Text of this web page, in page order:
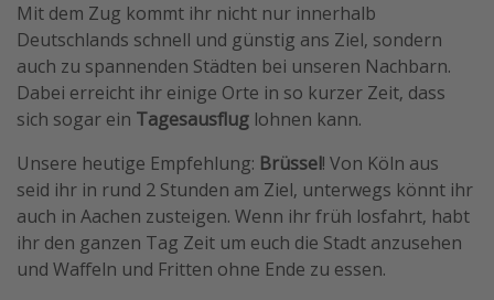
Singlereisen
Strandurlaub
Gruppenreisen
Hotels in Hamburg
Hotels in Amsterdam
Hotels am Achensee
Weitere Themen
Mit dem Zug kommt ihr nicht nur innerhalb
Deutschlands schnell und günstig ans Ziel, sondern
auch zu spannenden Städten bei unseren Nachbarn.
Dabei erreicht ihr einige Orte in so kurzer Zeit, dass
sich sogar ein Tagesausflug lohnen kann.
Unsere heutige Empfehlung: Brüssel! Von Köln aus
seid ihr in rund 2 Stunden am Ziel, unterwegs könnt ihr
auch in Aachen zusteigen. Wenn ihr früh losfahrt, habt
ihr den ganzen Tag Zeit um euch die Stadt anzusehen
und Waffeln und Fritten ohne Ende zu essen.